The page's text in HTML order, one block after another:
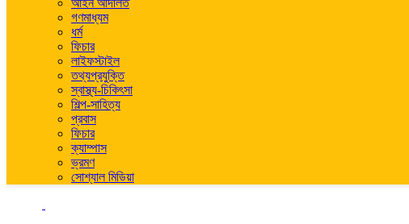
আইন আদালত
গণমাধ্যম
ধর্ম
ফিচার
লাইফস্টাইল
তথ্যপ্রযুক্তি
স্বাস্থ্য-চিকিৎসা
শিল্প-সাহিত্য
প্রবাস
ফিচার
ক্যাম্পাস
ভ্রমণ
সোশ্যাল মিডিয়া